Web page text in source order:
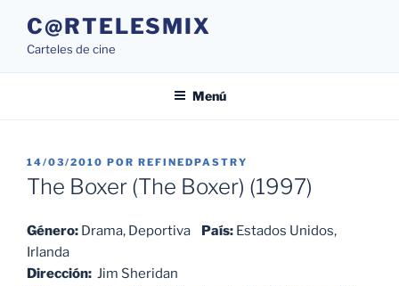
contenido
C@RTELESMIX
Carteles de cine
Menú
PUBLICADO
EL
14/03/2010 POR REFINEDPASTRY
The Boxer (The Boxer) (1997)
Género: Drama, Deportiva País: Estados Unidos,
Irlanda
Dirección: Jim Sheridan